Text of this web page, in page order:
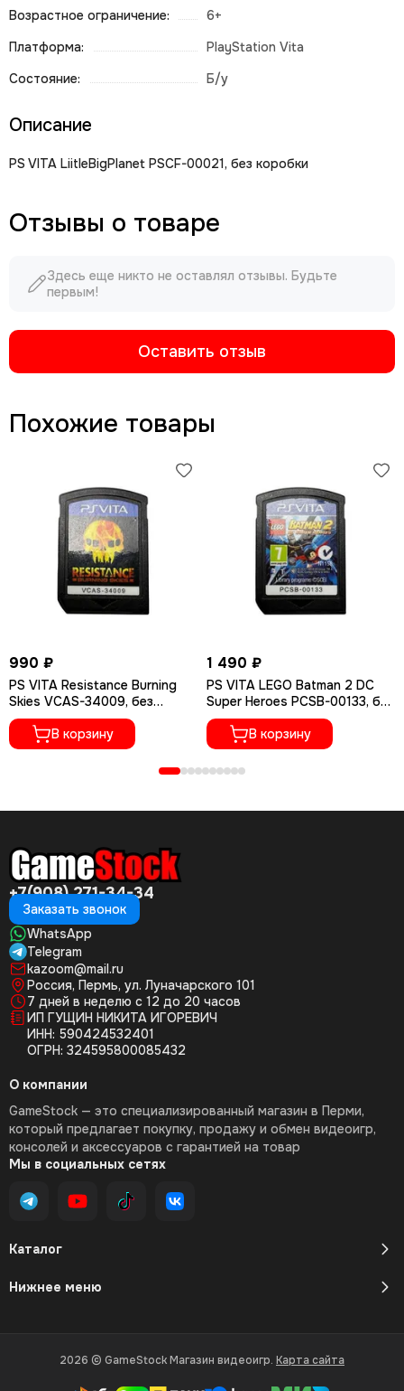
Возрастное ограничение:
6+
Платформа:
PlayStation Vita
Состояние:
Б/у
Описание
PS VITA LiitleBigPlanet PSCF-00021, без коробки
Отзывы о товаре
Здесь еще никто не оставлял отзывы. Будьте
первым!
Оставить отзыв
Похожие товары
990 ₽
PS VITA Resistance Burning
Skies VCAS-34009, без
коробки
В корзину
1 490 ₽
PS VITA LEGO Batman 2 DC
Super Heroes PCSB-00133, без
коробки
В корзину
+7(908) 271-34-34
Заказать звонок
WhatsApp
Telegram
kazoom@mail.ru
Россия, Пермь, ул. Луначарского 101
7 дней в неделю с 12 до 20 часов
ИП ГУЩИН НИКИТА ИГОРЕВИЧ
ИНН: 590424532401
ОГРН: 324595800085432
Каталог
Нижнее меню
О компании
GameStock — это специализированный магазин в Перми,
который предлагает покупку, продажу и обмен видеоигр,
консолей и аксессуаров с гарантией на товар
Мы в социальных сетях
2026 © GameStock Магазин видеоигр. Карта сайта